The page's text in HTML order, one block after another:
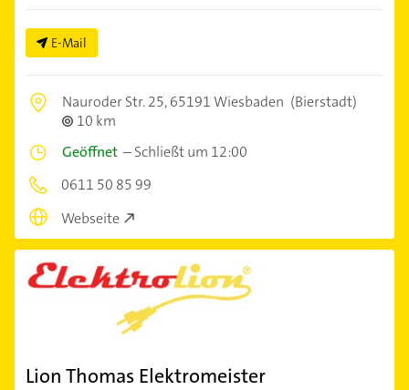
E-Mail
Nauroder Str. 25,65191 Wiesbaden (Bierstadt)
10 km
Geöffnet –Schließt um 12:00
0611 50 85 99
Webseite
Lion Thomas Elektromeister